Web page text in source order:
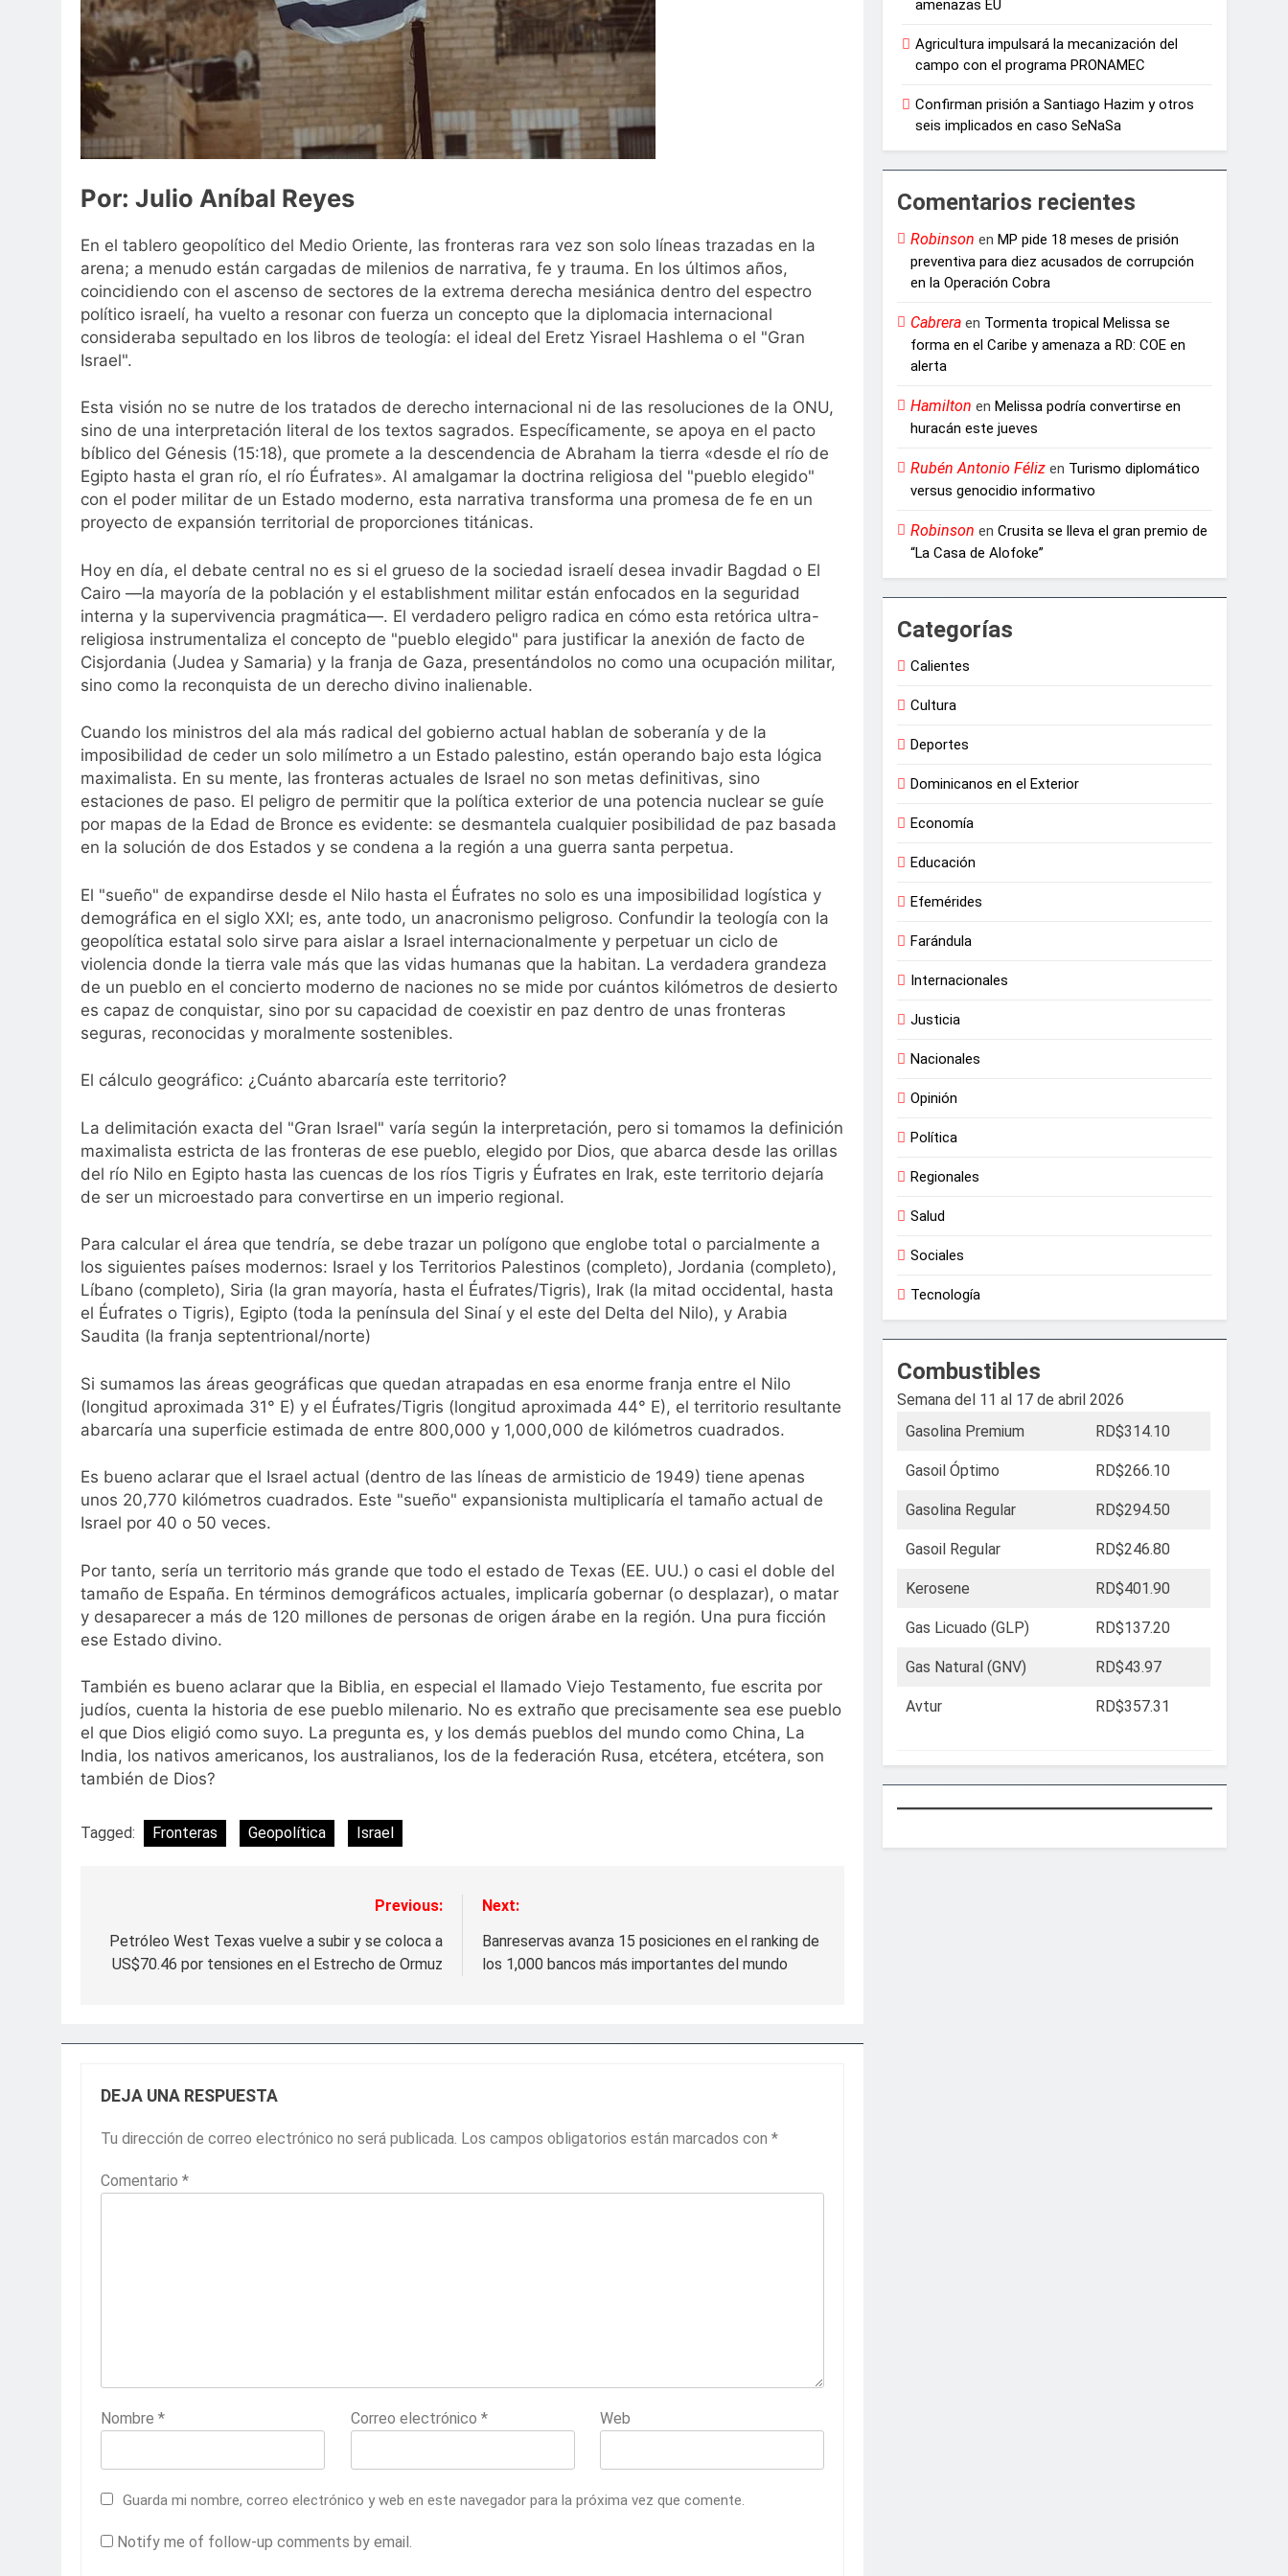
Por: Julio Aníbal Reyes
En el tablero geopolítico del Medio Oriente, las fronteras rara vez son solo líneas trazadas en la
arena; a menudo están cargadas de milenios de narrativa, fe y trauma. En los últimos años,
coincidiendo con el ascenso de sectores de la extrema derecha mesiánica dentro del espectro
político israelí, ha vuelto a resonar con fuerza un concepto que la diplomacia internacional
consideraba sepultado en los libros de teología: el ideal del Eretz Yisrael Hashlema o el "Gran
Israel".
Esta visión no se nutre de los tratados de derecho internacional ni de las resoluciones de la ONU,
sino de una interpretación literal de los textos sagrados. Específicamente, se apoya en el pacto
bíblico del Génesis (15:18), que promete a la descendencia de Abraham la tierra «desde el río de
Egipto hasta el gran río, el río Éufrates». Al amalgamar la doctrina religiosa del "pueblo elegido"
con el poder militar de un Estado moderno, esta narrativa transforma una promesa de fe en un
proyecto de expansión territorial de proporciones titánicas.
Hoy en día, el debate central no es si el grueso de la sociedad israelí desea invadir Bagdad o El
Cairo —la mayoría de la población y el establishment militar están enfocados en la seguridad
interna y la supervivencia pragmática—. El verdadero peligro radica en cómo esta retórica ultra-
religiosa instrumentaliza el concepto de "pueblo elegido" para justificar la anexión de facto de
Cisjordania (Judea y Samaria) y la franja de Gaza, presentándolos no como una ocupación militar,
sino como la reconquista de un derecho divino inalienable.
Cuando los ministros del ala más radical del gobierno actual hablan de soberanía y de la
imposibilidad de ceder un solo milímetro a un Estado palestino, están operando bajo esta lógica
maximalista. En su mente, las fronteras actuales de Israel no son metas definitivas, sino
estaciones de paso. El peligro de permitir que la política exterior de una potencia nuclear se guíe
por mapas de la Edad de Bronce es evidente: se desmantela cualquier posibilidad de paz basada
en la solución de dos Estados y se condena a la región a una guerra santa perpetua.
El "sueño" de expandirse desde el Nilo hasta el Éufrates no solo es una imposibilidad logística y
demográfica en el siglo XXI; es, ante todo, un anacronismo peligroso. Confundir la teología con la
geopolítica estatal solo sirve para aislar a Israel internacionalmente y perpetuar un ciclo de
violencia donde la tierra vale más que las vidas humanas que la habitan. La verdadera grandeza
de un pueblo en el concierto moderno de naciones no se mide por cuántos kilómetros de desierto
es capaz de conquistar, sino por su capacidad de coexistir en paz dentro de unas fronteras
seguras, reconocidas y moralmente sostenibles.
El cálculo geográfico: ¿Cuánto abarcaría este territorio?
La delimitación exacta del "Gran Israel" varía según la interpretación, pero si tomamos la definición
maximalista estricta de las fronteras de ese pueblo, elegido por Dios, que abarca desde las orillas
del río Nilo en Egipto hasta las cuencas de los ríos Tigris y Éufrates en Irak, este territorio dejaría
de ser un microestado para convertirse en un imperio regional.
Para calcular el área que tendría, se debe trazar un polígono que englobe total o parcialmente a
los siguientes países modernos: Israel y los Territorios Palestinos (completo), Jordania (completo),
Líbano (completo), Siria (la gran mayoría, hasta el Éufrates/Tigris), Irak (la mitad occidental, hasta
el Éufrates o Tigris), Egipto (toda la península del Sinaí y el este del Delta del Nilo), y Arabia
Saudita (la franja septentrional/norte)
Si sumamos las áreas geográficas que quedan atrapadas en esa enorme franja entre el Nilo
(longitud aproximada 31° E) y el Éufrates/Tigris (longitud aproximada 44° E), el territorio resultante
abarcaría una superficie estimada de entre 800,000 y 1,000,000 de kilómetros cuadrados.
Es bueno aclarar que el Israel actual (dentro de las líneas de armisticio de 1949) tiene apenas
unos 20,770 kilómetros cuadrados. Este "sueño" expansionista multiplicaría el tamaño actual de
Israel por 40 o 50 veces.
Por tanto, sería un territorio más grande que todo el estado de Texas (EE. UU.) o casi el doble del
tamaño de España. En términos demográficos actuales, implicaría gobernar (o desplazar), o matar
y desaparecer a más de 120 millones de personas de origen árabe en la región. Una pura ficción
ese Estado divino.
También es bueno aclarar que la Biblia, en especial el llamado Viejo Testamento, fue escrita por
judíos, cuenta la historia de ese pueblo milenario. No es extraño que precisamente sea ese pueblo
el que Dios eligió como suyo. La pregunta es, y los demás pueblos del mundo como China, La
India, los nativos americanos, los australianos, los de la federación Rusa, etcétera, etcétera, son
también de Dios?
Tagged: Fronteras Geopolítica Israel
de
entradas
Previous:
Petróleo West Texas vuelve a subir y se coloca a
US$70.46 por tensiones en el Estrecho de Ormuz
Next:
Banreservas avanza 15 posiciones en el ranking de
los 1,000 bancos más importantes del mundo
DEJA UNA RESPUESTA
Tu dirección de correo electrónico no será publicada. Los campos obligatorios están marcados con *
Comentario *
Nombre * Correo electrónico * Web
Guarda mi nombre, correo electrónico y web en este navegador para la próxima vez que comente.
Notify me of follow-up comments by email.
amenazas EU
Agricultura impulsará la mecanización del
campo con el programa PRONAMEC
Confirman prisión a Santiago Hazim y otros
seis implicados en caso SeNaSa
Comentarios recientes
Robinson enMP pide 18 meses de prisión
preventiva para diez acusados de corrupción
en la Operación Cobra
Cabrera en Tormenta tropical Melissa se
forma en el Caribe y amenaza a RD: COE en
alerta
Hamilton enMelissa podría convertirse en
huracán este jueves
Rubén Antonio Féliz en Turismo diplomático
versus genocidio informativo
Robinson enCrusita se lleva el gran premio de
“La Casa de Alofoke”
Categorías
Calientes
Cultura
Deportes
Dominicanos en el Exterior
Economía
Educación
Efemérides
Farándula
Internacionales
Justicia
Nacionales
Opinión
Política
Regionales
Salud
Sociales
Tecnología
Combustibles
Semana del 11 al 17 de abril 2026
Gasolina Premium
RD$314.10
Gasoil Óptimo RD$266.10
Gasolina Regular RD$294.50
Gasoil Regular RD$246.80
Kerosene RD$401.90
Gas Licuado (GLP) RD$137.20
Gas Natural (GNV) RD$43.97
Avtur RD$357.31